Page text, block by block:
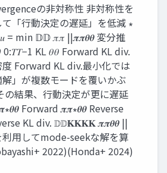
の非対称性 非対称性を
「行動決定の遅延」を低減 ∗
= min 𝔻𝔻 𝜋𝜋 ||𝝅𝝅𝜽𝜽 変分推
0:𝑇𝑇−1 KL 𝜃𝜃 Forward KL div.
Forward KL div.最小化では
解」が複数モードを覆いかぶ
の結果、行動決定が更に遅延
Forward 𝝅𝝅∗𝜽𝜽 Reverse
KL div. 𝔻𝔻𝐊𝐊𝐊𝐊 𝝅𝝅𝜽𝜽 ||
用してmode-seekな解を算
2022)(Honda+ 2024)